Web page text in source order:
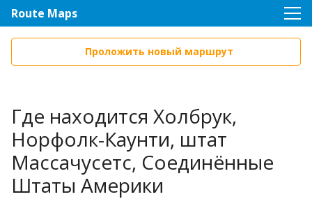
Route Maps
Проложить новый маршрут
Где находится Холбрук,
Норфолк-Каунти, штат
Массачусетс, Соединённые
Штаты Америки